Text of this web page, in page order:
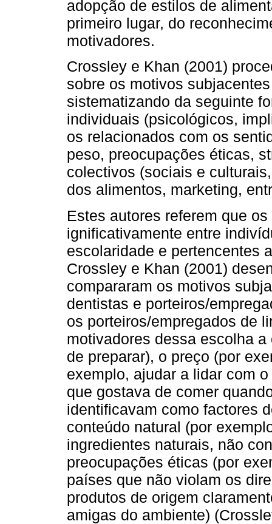
adopção de estilos de
primeiro lugar, do
motivadores.
Crossley e Khan (2001)
sobre os motivos
sistematizando da seguinte
individuais (psicológicos,
os relacionados com os
peso, preocupações éticas,
colectivos (sociais e
dos alimentos, marketing,
Estes autores referem que
ignificativamente entre
escolaridade e pertencentes
Crossley e Khan (2001)
compararam os motivos
dentistas e porteiros/
os porteiros/empregados de
motivadores dessa escolha
de preparar), o preço (por
exemplo, ajudar a lidar com
que gostava de comer
identificavam como factores
conteúdo natural (por
ingredientes naturais, não
preocupações éticas (por
países que não violam os
produtos de origem
amigas do ambiente)